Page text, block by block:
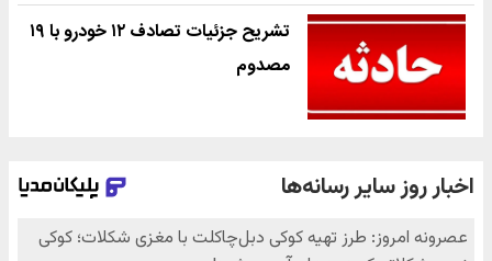
تشریح جزئیات تصادف ۱۲ خودرو با ۱۹
مصدوم